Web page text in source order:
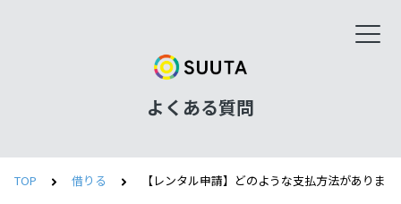
よくある質問
TOP 借りる 【レンタル申請】どのような支払方法がありま